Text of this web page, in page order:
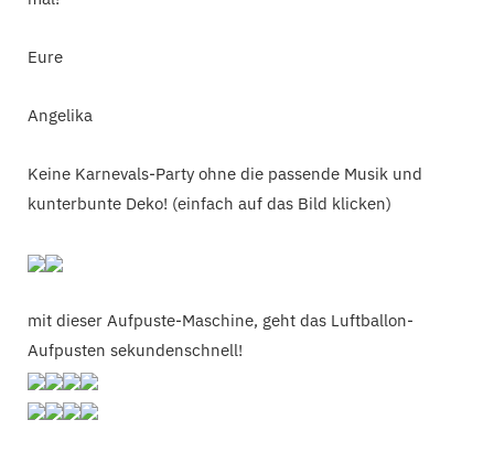
Eure
Angelika
Keine Karnevals-Party ohne die passende Musik und
kunterbunte Deko! (einfach auf das Bild klicken)
mit dieser Aufpuste-Maschine, geht das Luftballon-
Aufpusten sekundenschnell!